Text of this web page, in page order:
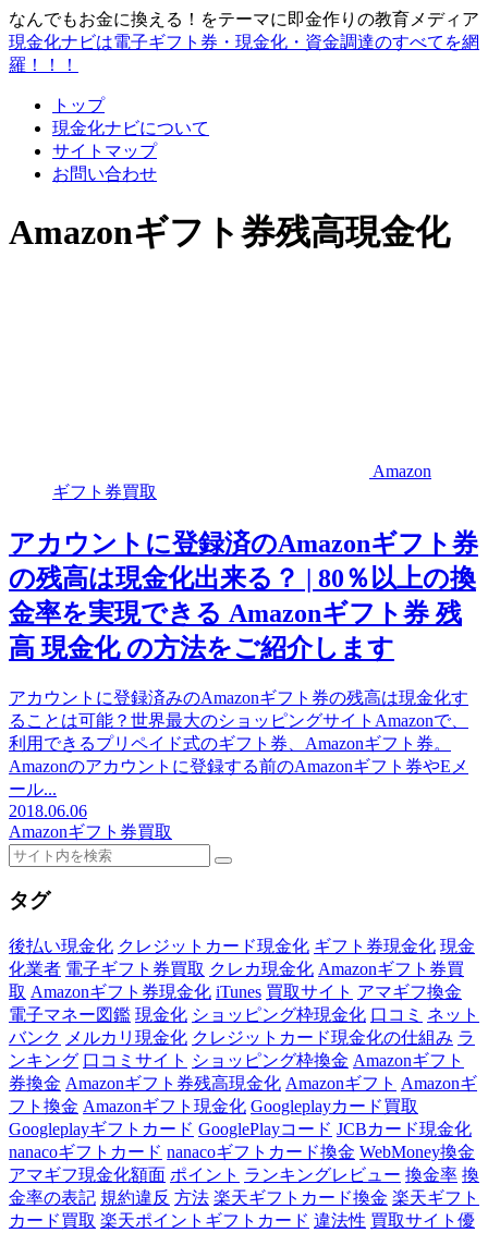
なんでもお金に換える！をテーマに即金作りの教育メディア
現金化ナビは電子ギフト券・現金化・資金調達のすべてを網
羅！！！
トップ
現金化ナビについて
サイトマップ
お問い合わせ
Amazonギフト券残高現金化
Amazon
ギフト券買取
アカウントに登録済のAmazonギフト券
の残高は現金化出来る？ | 80％以上の換
金率を実現できる Amazonギフト券 残
高 現金化 の方法をご紹介します
アカウントに登録済みのAmazonギフト券の残高は現金化す
ることは可能？世界最大のショッピングサイトAmazonで、
利用できるプリペイド式のギフト券、Amazonギフト券。
Amazonのアカウントに登録する前のAmazonギフト券やEメ
ール...
2018.06.06
Amazonギフト券買取
タグ
後払い現金化 クレジットカード現金化 ギフト券現金化 現金
化業者 電子ギフト券買取 クレカ現金化 Amazonギフト券買
取 Amazonギフト券現金化 iTunes 買取サイト アマギフ換金
電子マネー図鑑 現金化 ショッピング枠現金化 口コミ ネット
バンク メルカリ現金化 クレジットカード現金化の仕組み ラ
ンキング 口コミサイト ショッピング枠換金 Amazonギフト
券換金 Amazonギフト券残高現金化 Amazonギフト Amazonギ
フト換金 Amazonギフト現金化 Googleplayカード買取
Googleplayギフトカード GooglePlayコード JCBカード現金化
nanacoギフトカード nanacoギフトカード換金 WebMoney換金
アマギフ現金化額面 ポイント ランキングレビュー 換金率 換
金率の表記 規約違反 方法 楽天ギフトカード換金 楽天ギフト
カード買取 楽天ポイントギフトカード 違法性 買取サイト優